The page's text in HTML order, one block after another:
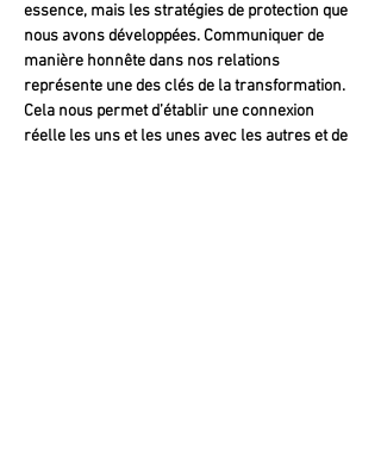
essence, mais les stratégies de protection que
nous avons développées. Communiquer de
manière honnête dans nos relations
représente une des clés de la transformation.
Cela nous permet d’établir une connexion
réelle les uns et les unes avec les autres et de